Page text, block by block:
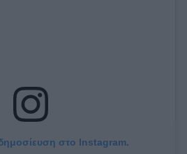
στο Instagram.